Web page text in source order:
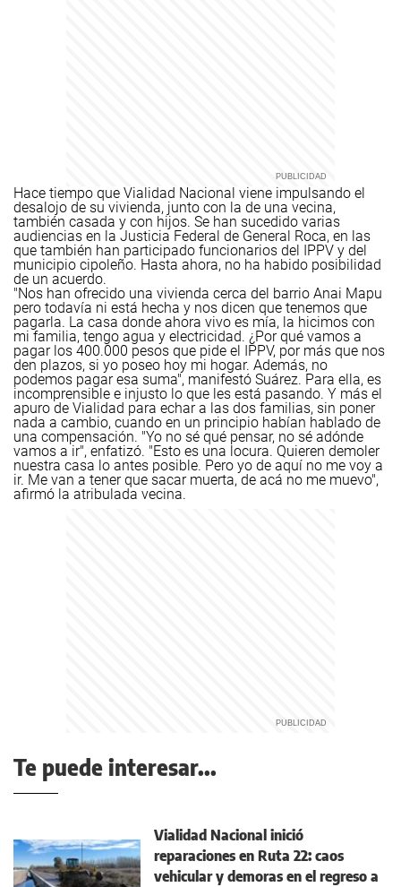
Hace tiempo que Vialidad Nacional viene impulsando el
desalojo de su vivienda, junto con la de una vecina,
también casada y con hijos. Se han sucedido varias
audiencias en la Justicia Federal de General Roca, en las
que también han participado funcionarios del IPPV y del
municipio cipoleño. Hasta ahora, no ha habido posibilidad
de un acuerdo.
"Nos han ofrecido una vivienda cerca del barrio Anai Mapu
pero todavía ni está hecha y nos dicen que tenemos que
pagarla. La casa donde ahora vivo es mía, la hicimos con
mi familia, tengo agua y electricidad. ¿Por qué vamos a
pagar los 400.000 pesos que pide el IPPV, por más que nos
den plazos, si yo poseo hoy mi hogar. Además, no
podemos pagar esa suma", manifestó Suárez. Para ella, es
incomprensible e injusto lo que les está pasando. Y más el
apuro de Vialidad para echar a las dos familias, sin poner
nada a cambio, cuando en un principio habían hablado de
una compensación. "Yo no sé qué pensar, no sé adónde
vamos a ir", enfatizó. "Esto es una locura. Quieren demoler
nuestra casa lo antes posible. Pero yo de aquí no me voy a
ir. Me van a tener que sacar muerta, de acá no me muevo",
afirmó la atribulada vecina.
Te puede interesar...
Vialidad Nacional inició
reparaciones en Ruta 22: caos
vehicular y demoras en el regreso a